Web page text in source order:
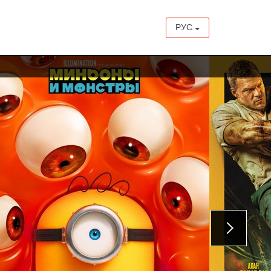
РУС
с 20 августа